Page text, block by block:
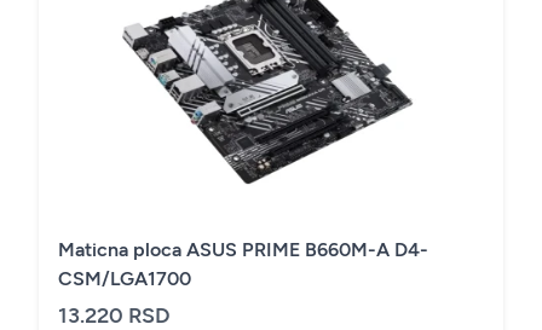
Maticna ploca ASUS PRIME B660M-A D4-
CSM/LGA1700
13.220 RSD